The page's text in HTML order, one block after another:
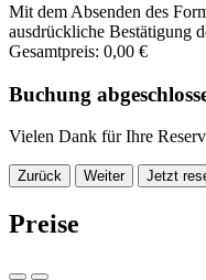
Mit dem Absenden des
ausdrückliche Bestätigung
Gesamtpreis: 0,00 €
Buchung
Vielen Dank für Ihre
Zurück Weiter Jetzt
Preise